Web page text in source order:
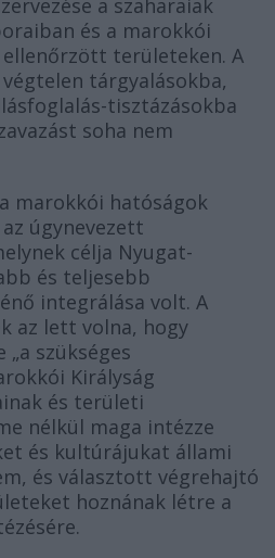
a szaharaiak
és a marokkói
területeken. A
tárgyalásokba,
tisztázásokba
soha nem
marokkói hatóságok
úgynevezett
célja Nyugat-
és teljesebb
integrálása volt. A
az lett volna, hogy
„a szükséges
Királyság
és területi
nélkül maga intézze
és kultúrájukat állami
és választott végrehajtó
hoznának létre a